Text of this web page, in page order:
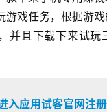
游戏任务，根据游
并且下载下来试玩
入应用试客官网注册